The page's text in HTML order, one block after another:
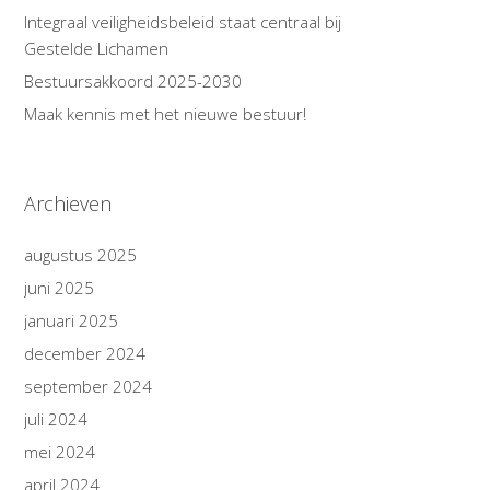
Integraal veiligheidsbeleid staat centraal bij
Gestelde Lichamen
Bestuursakkoord 2025-2030
Maak kennis met het nieuwe bestuur!
Archieven
augustus 2025
juni 2025
januari 2025
december 2024
september 2024
juli 2024
mei 2024
april 2024